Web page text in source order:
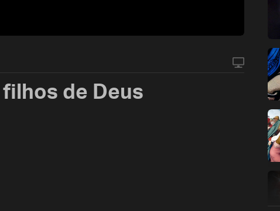
de Deus